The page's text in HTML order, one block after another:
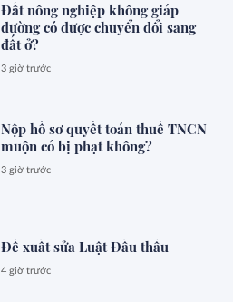
Đất nông nghiệp không giáp
đường có được chuyển đổi sang
đất ở?
3 giờ trước
Nộp hồ sơ quyết toán thuế TNCN
muộn có bị phạt không?
3 giờ trước
Đề xuất sửa Luật Đấu thầu
4 giờ trước